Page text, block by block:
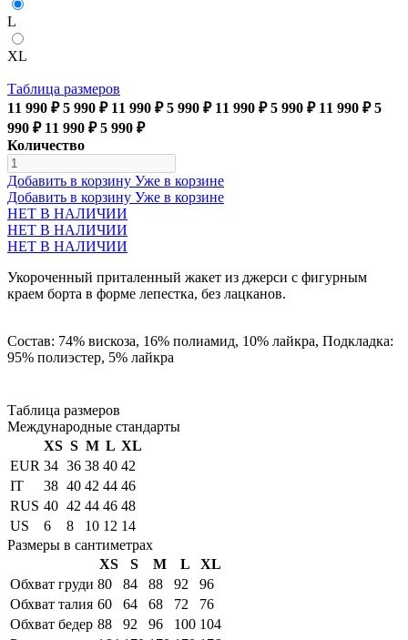
L
XL
Таблица размеров
11 990 ₽ 5 990 ₽ 11 990 ₽ 5 990 ₽ 11 990 ₽ 5 990 ₽ 11 990 ₽ 5
990 ₽ 11 990 ₽ 5 990 ₽
Количество
Добавить в корзину Уже в корзине
Добавить в корзину Уже в корзине
НЕТ В НАЛИЧИИ
НЕТ В НАЛИЧИИ
НЕТ В НАЛИЧИИ
Укороченный приталенный жакет из джерси с фигурным
краем борта в форме лепестка, без лацканов.
Состав: 74% вискоза, 16% полиамид, 10% лайкра, Подкладка:
95% полиэстер, 5% лайкра
Таблица размеров
Международные стандарты
XS S M L XL
EUR 34 36 38 40 42
IT
38 40 42 44 46
RUS 40 42 44 46 48
US
6 8 10 12 14
Размеры в сантиметрах
XS
S M L
XL
Обхват груди 80 84 88 92
96
Обхват талия 60 64 68 72
76
Обхват бедер 88 92 96 100 104